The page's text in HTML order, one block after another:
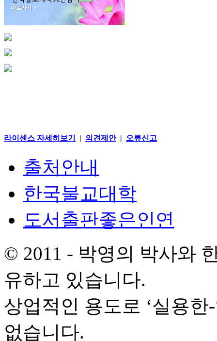
라이센스 자세히보기 | 의견제안| 오류신고
출처안내
한국불교대학
도서출판좋은인연
© 2011 - 박영의 박사와
유하고 있습니다.
상업적인 용도로 ‘실용
없습니다.